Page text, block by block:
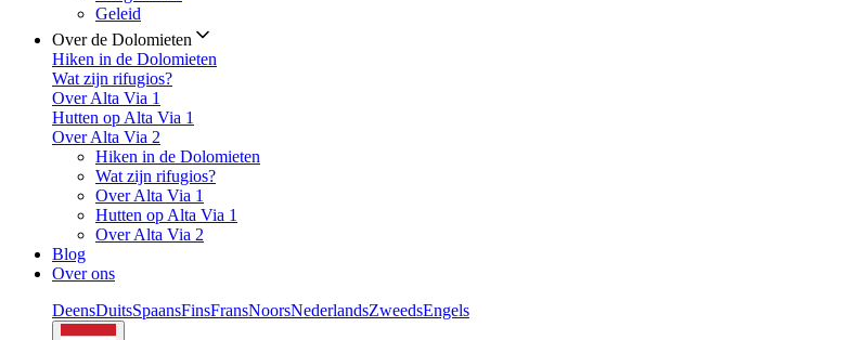
Geleid
Over de Dolomieten
Hiken in de Dolomieten
Wat zijn rifugios?
Over Alta Via 1
Hutten op Alta Via 1
Over Alta Via 2
Hiken in de Dolomieten
Wat zijn rifugios?
Over Alta Via 1
Hutten op Alta Via 1
Over Alta Via 2
Blog
Over ons
DeensDuitsSpaansFinsFransNoorsNederlandsZweedsEngels